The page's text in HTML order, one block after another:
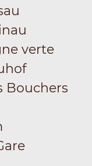
verte
Bouchers